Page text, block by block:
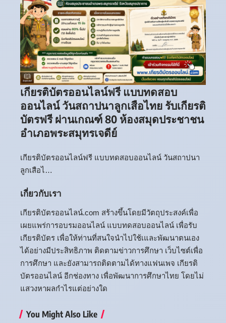
เกียรติบัตรออนไลน์ฟรี แบบทดสอบ
ออนไลน์ วันสถาปนาลูกเสือไทย รับเกียรติ
บัตรฟรี ผ่านเกณฑ์ 80 ห้องสมุดประชาชน
อำเภอพระสมุทรเจดีย์
เกียรติบัตรออนไลน์ฟรี แบบทดสอบออนไลน์ วันสถาปนา
ลูกเสือไ…
เกี่ยวกับเรา
เกียรติบัตรออนไลน์.com สร้างขึ้นโดยมีวัตถุประสงค์เพื่อ
เผยแพร่การอบรมออนไลน์ แบบทดสอบออนไลน์ เพื่อรับ
เกียรติบัตร เพื่อให้ท่านที่สนใจนำไปใช้เและพัฒนาตนเอง
ได้อย่างมีประสิทธิภาพ ติดตามข่าวการศึกษา เว็บไซต์เพื่อ
การศึกษา และยังสามารถติดตามได้ทางแฟนเพจ เกียรติ
บัตรออนไลน์ อีกช่องทาง เพื่อพัฒนาการศึกษาไทย โดยไม่
แสวงหาผลกำไรแต่อย่างใด
You Might Also Like